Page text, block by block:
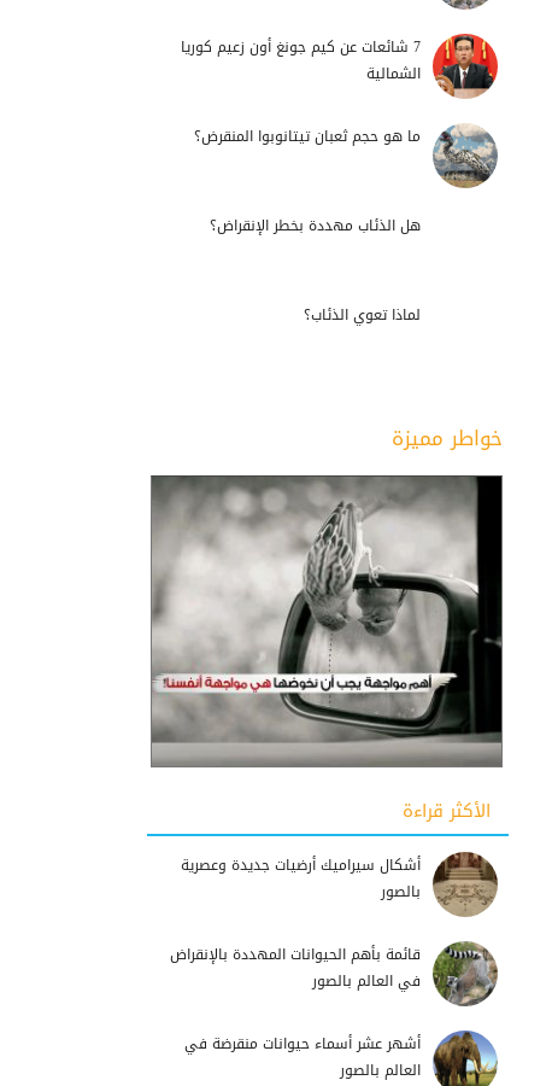
7 شائعات عن كيم جونغ أون زعيم كوريا
الشمالية
ما هو حجم ثعبان تيتانوبوا المنقرض؟
هل الذئاب مهددة بخطر الإنقراض؟
لماذا تعوي الذئاب؟
خواطر مميزة
الأكثر قراءة
أشكال سيراميك أرضيات جديدة وعصرية
بالصور
قائمة بأهم الحيوانات المهددة بالإنقراض
في العالم بالصور
أشهر عشر أسماء حيوانات منقرضة في
العالم بالصور